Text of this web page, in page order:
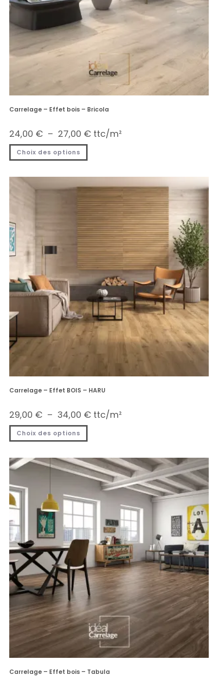
Carrelage – Effet bois – Bricola
24,00 € – 27,00 € ttc/m²
Choix des options
Carrelage – Effet BOIS – HARU
29,00 € – 34,00 € ttc/m²
Choix des options
Carrelage – Effet bois – Tabula